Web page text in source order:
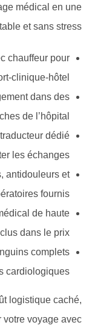
médical en une
et sans stress.
chauffeur pour
clinique-hôtel.
dans des
de l’hôpital.
traducteur dédié
les échanges.
antidouleurs et
fournis.
médical de haute
dans le prix.
complets
cardiologiques.
logistique caché,
votre voyage avec